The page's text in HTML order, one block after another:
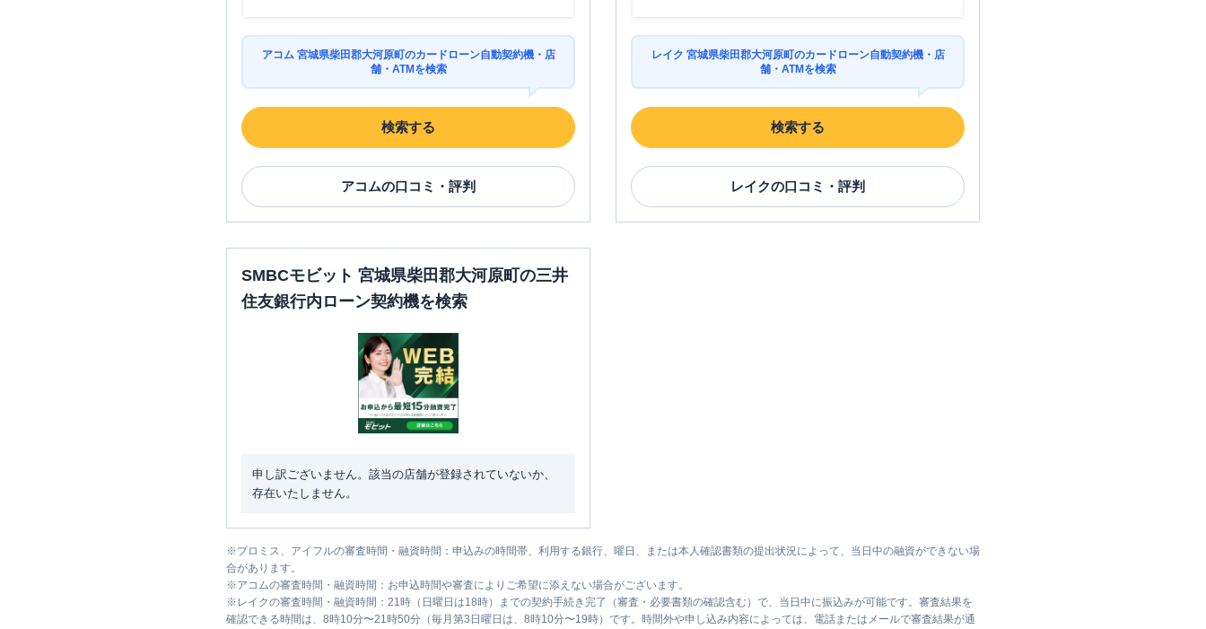
アコム 宮城県柴田郡大河原町のカードローン自動契約機・店
舗・ATMを検索
検索する
アコムの口コミ・評判
レイク 宮城県柴田郡大河原町のカードローン自動契約機・店
舗・ATMを検索
検索する
レイクの口コミ・評判
SMBCモビット 宮城県柴田郡大河原町の三井
住友銀行内ローン契約機を検索
申し訳ございません。該当の店舗が登録されていないか、
存在いたしません。
※プロミス、アイフルの審査時間・融資時間：申込みの時間帯、利用する銀行、曜日、または本人確認書類の提出状況によって、当日中の融資ができない場
合があります。
※アコムの審査時間・融資時間：お申込時間や審査によりご希望に添えない場合がございます。
※ レイクの審査時間・融資時間：21時（日曜日は18時）までの契約手続き完了（審査・必要書類の確認含む）で、当日中に振込みが可能です。審査結果を
確認できる時間は、8時10分〜21時50分（毎月第3日曜日は、8時10分〜19時）です。時間外や申し込み内容によっては、電話またはメールで審査結果が通